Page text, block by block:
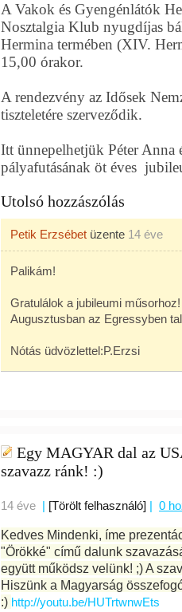
A Vakok és Gyengénlátók
Nosztalgia Klub nyugdíjas
Hermina termében (XIV.
15,00 órakor.
A rendezvény az Idősek
tiszteletére szerveződik.
Itt ünnepelhetjük Péter Anna
pályafutásának öt éves
Utolsó hozzászólás
Petik Erzsébet üzente 14 éve
Palikám!
Gratulálok a jubileumi
Augusztusban az Egressyben
Nótás üdvözlettel:P.Erzsi
Egy MAGYAR dal az
szavazz ránk! :)
14 éve | [Törölt felhasználó] | 0
Kedves Mindenki, íme
"Örökké" című dalunk
együtt működsz velünk! ;) A
Hiszünk a Magyarság
:) http://youtu.be/HUTrtwnwEts